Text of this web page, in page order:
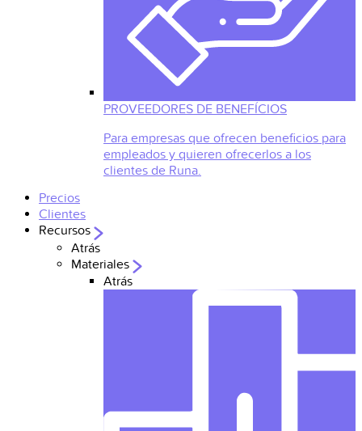
PROVEEDORES DE BENEFÍCIOS
Para empresas que ofrecen beneficios para
empleados y quieren ofrecerlos a los
clientes de Runa.
Precios
Clientes
Recursos
Atrás
Materiales
Atrás